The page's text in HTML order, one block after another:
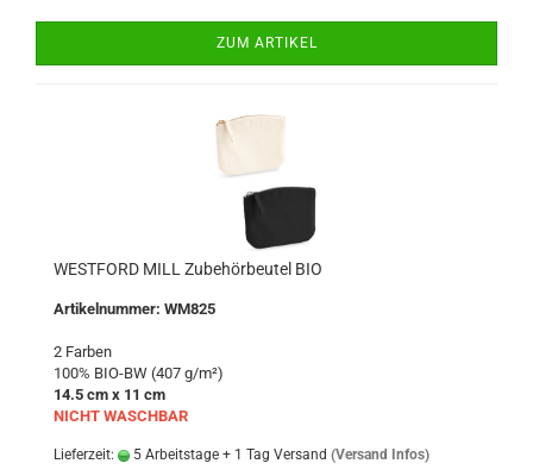
ZUM ARTIKEL
WESTFORD MILL Zubehörbeutel BIO
Artikelnummer: WM825
2 Farben
100% BIO-BW (407 g/m²)
14.5 cm x 11 cm
NICHT WASCHBAR
Lieferzeit: 5 Arbeitstage + 1 Tag Versand (Versand Infos)